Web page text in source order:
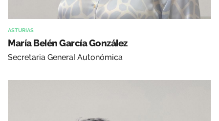
ASTURIAS
María Belén García González
Secretaria General Autonómica